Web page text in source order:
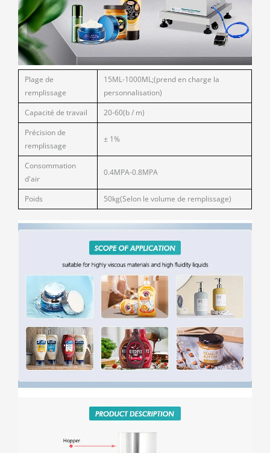
Plage de
remplissage
15ML-1000ML;(prend en charge la
personnalisation)
Capacité de travail
20-60(b / m)
Précision de
remplissage
± 1%
Consommation
d'air
0.4MPA-0.8MPA
Poids 50kg(Selon le volume de remplissage)